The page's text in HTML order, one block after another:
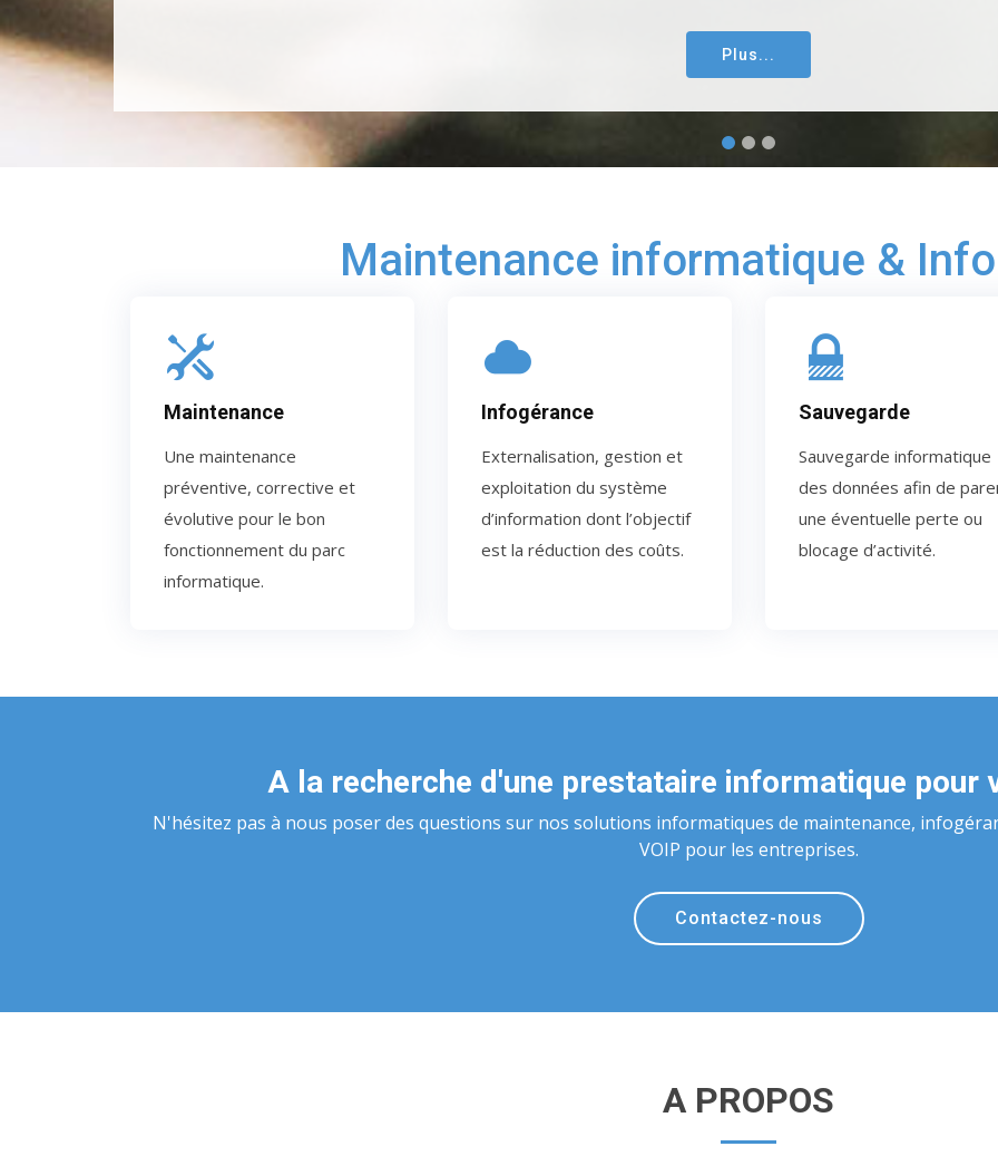
Plus...
Maintenance informatique &
Maintenance
Une maintenance
préventive, corrective et
évolutive pour le bon
fonctionnement du parc
informatique.
Infogérance
Externalisation, gestion et
exploitation du système
d’information dont l’objectif
est la réduction des coûts.
Sauvegarde
Sauvegarde informatique
des données afin de
une éventuelle perte ou
blocage d’activité.
A la recherche d'une prestataire informatique pour
N'hésitez pas à nous poser des questions sur nos solutions informatiques de maintenance,
VOIP pour les entreprises.
Contactez-nous
A PROPOS